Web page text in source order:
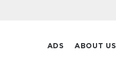
ADS ABOUT US